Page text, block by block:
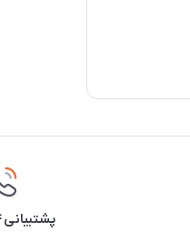
پشتیبانی ۲۴ ساعته